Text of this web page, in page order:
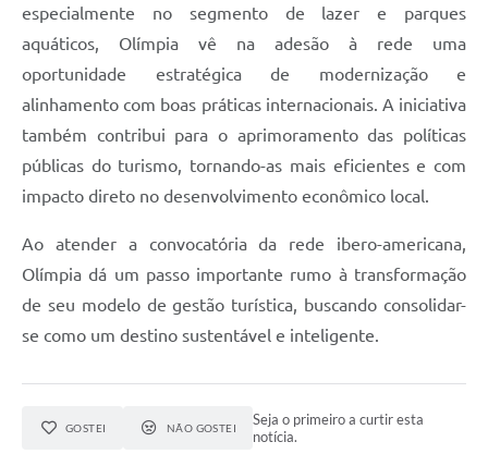
especialmente no segmento de lazer e parques
aquáticos, Olímpia vê na adesão à rede uma
oportunidade estratégica de modernização e
alinhamento com boas práticas internacionais. A iniciativa
também contribui para o aprimoramento das políticas
públicas do turismo, tornando-as mais eficientes e com
impacto direto no desenvolvimento econômico local.
Ao atender a convocatória da rede ibero-americana,
Olímpia dá um passo importante rumo à transformação
de seu modelo de gestão turística, buscando consolidar-
se como um destino sustentável e inteligente.
GOSTEI NÃO GOSTEI
Seja o primeiro a curtir esta
notícia.